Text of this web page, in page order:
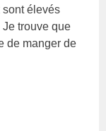
sont élevés
Je trouve que
de manger de